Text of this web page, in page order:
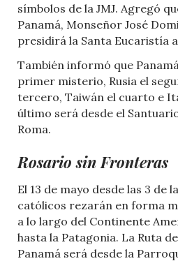
símbolos de la JMJ. Agregó
Panamá, Monseñor José
presidirá la Santa Eucaristía
También informó que
primer misterio, Rusia el
tercero, Taiwán el cuarto e
último será desde el
Roma.
Rosario sin Fronteras
El 13 de mayo desde las 3 de
católicos rezarán en forma
a lo largo del Continente
hasta la Patagonia. La Ruta
Panamá será desde la